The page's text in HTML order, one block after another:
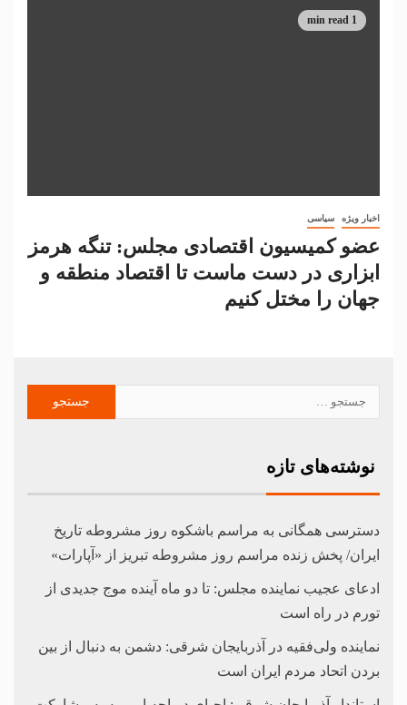
1 min read
اخبار ویژه سیاسی
عضو کمیسیون اقتصادی مجلس: تنگه هرمز
ابزاری در دست ماست تا اقتصاد منطقه و
جهان را مختل کنیم
نوشته‌های تازه
دسترسی همگانی به مراسم باشکوه روز مشروطه تاریخ
ایران/ پخش زنده مراسم روز مشروطه تبریز از «آپارات»
ادعای عجیب نماینده مجلس: تا دو ماه آینده موج جدیدی از
تورم در راه است
نماینده ولی‌فقیه در آذربایجان شرقی: دشمن به دنبال از بین
بردن اتحاد مردم ایران است